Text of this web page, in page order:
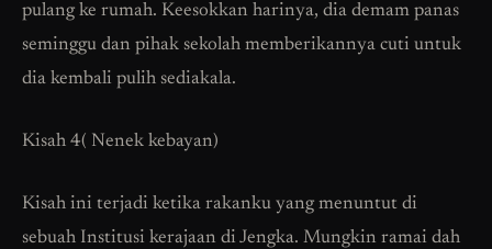
pulang ke rumah. Keesokkan harinya, dia demam panas
seminggu dan pihak sekolah memberikannya cuti untuk
dia kembali pulih sediakala.
Kisah 4( Nenek kebayan)
Kisah ini terjadi ketika rakanku yang menuntut di
sebuah Institusi kerajaan di Jengka. Mungkin ramai dah